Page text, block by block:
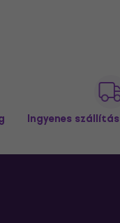
Ingyenes szállítás